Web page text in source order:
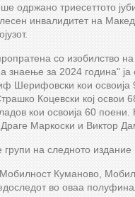
одржано триесеттото
инвалидитет на
со изобилство
знаење за 2024 година"
Шерифовски кои освоија
Коцевски кој освои
кои освоија 60 поени.
Маркоски и Виктор
на следното издание
Куманово,
во оваа